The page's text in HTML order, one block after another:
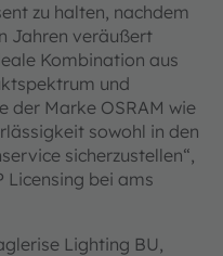
zu halten, nachdem
Jahren veräußert
Kombination aus
und
der Marke OSRAM wie
sowohl in den
sicherzustellen“,
Licensing bei ams
Lighting BU,